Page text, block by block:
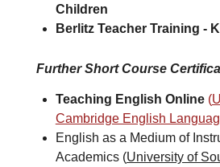
Children
Berlitz Teacher Training -
Further Short Course
Teaching English Online(
Cambridge English
English as a Medium of
Academics (University of